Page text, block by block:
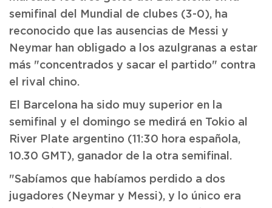
semifinal del Mundial de clubes (3-0), ha
reconocido que las ausencias de Messi y
Neymar han obligado a los azulgranas a estar
más "concentrados y sacar el partido" contra
el rival chino.
El Barcelona ha sido muy superior en la
semifinal y el domingo se medirá en Tokio al
River Plate argentino (11:30 hora española,
10.30 GMT), ganador de la otra semifinal.
"Sabíamos que habíamos perdido a dos
jugadores (Neymar y Messi), y lo único era